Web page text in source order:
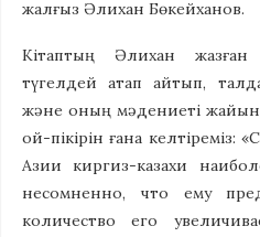
жалғыз Әлихан Бөкейханов.
Кітаптың Әлихан
түгелдей атап айтып,
және оның мәдениеті
ой-пікірін ғана
Азии киргиз-казахи
несомненно, что ему
количество его